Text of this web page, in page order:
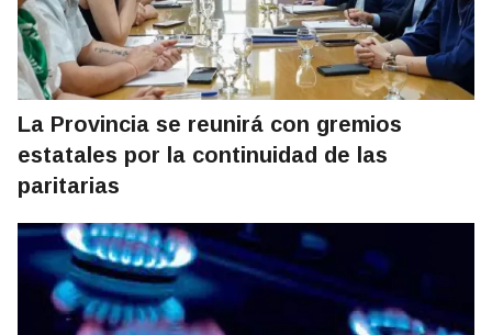
La Provincia se reunirá con gremios
estatales por la continuidad de las
paritarias